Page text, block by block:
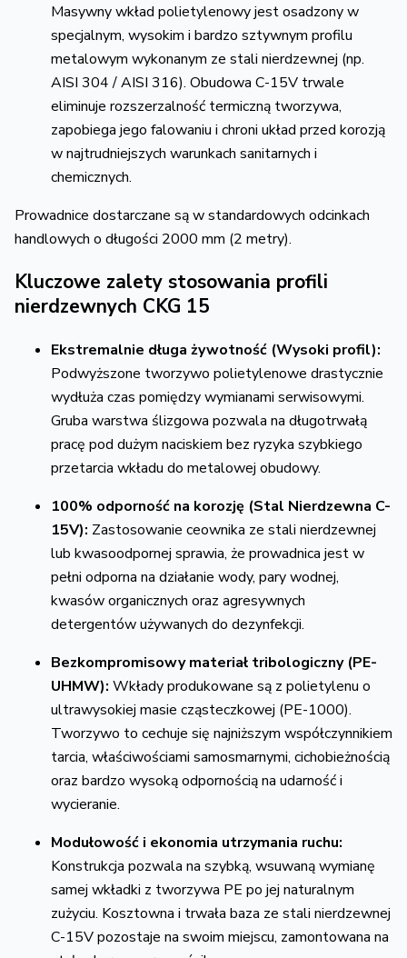
Masywny wkład polietylenowy jest osadzony w
specjalnym, wysokim i bardzo sztywnym profilu
metalowym wykonanym ze stali nierdzewnej (np.
AISI 304 / AISI 316). Obudowa C-15V trwale
eliminuje rozszerzalność termiczną tworzywa,
zapobiega jego falowaniu i chroni układ przed korozją
w najtrudniejszych warunkach sanitarnych i
chemicznych.
Prowadnice dostarczane są w standardowych odcinkach
handlowych o długości 2000 mm (2 metry).
Kluczowe zalety stosowania profili
nierdzewnych CKG 15
Ekstremalnie długa żywotność (Wysoki profil):
Podwyższone tworzywo polietylenowe drastycznie
wydłuża czas pomiędzy wymianami serwisowymi.
Gruba warstwa ślizgowa pozwala na długotrwałą
pracę pod dużym naciskiem bez ryzyka szybkiego
przetarcia wkładu do metalowej obudowy.
100% odporność na korozję (Stal Nierdzewna C-
15V): Zastosowanie ceownika ze stali nierdzewnej
lub kwasoodpornej sprawia, że prowadnica jest w
pełni odporna na działanie wody, pary wodnej,
kwasów organicznych oraz agresywnych
detergentów używanych do dezynfekcji.
Bezkompromisowy materiał tribologiczny (PE-
UHMW): Wkłady produkowane są z polietylenu o
ultrawysokiej masie cząsteczkowej (PE-1000).
Tworzywo to cechuje się najniższym współczynnikiem
tarcia, właściwościami samosmarnymi, cichobieżnością
oraz bardzo wysoką odpornością na udarność i
wycieranie.
Modułowość i ekonomia utrzymania ruchu:
Konstrukcja pozwala na szybką, wsuwaną wymianę
samej wkładki z tworzywa PE po jej naturalnym
zużyciu. Kosztowna i trwała baza ze stali nierdzewnej
C-15V pozostaje na swoim miejscu, zamontowana na